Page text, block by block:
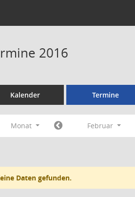
2016
Kalender Termine
Monat Februar
Daten gefunden.